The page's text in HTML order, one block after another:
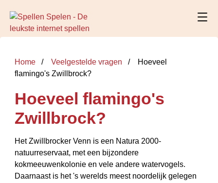
Home Veelgestelde vragen
Hoeveel
flamingo's Zwillbrock?
Hoeveel flamingo's
Zwillbrock?
Het Zwillbrocker Venn is een Natura 2000-
natuurreservaat, met een bijzondere
kokmeeuwenkolonie en vele andere watervogels.
Daarnaast is het 's werelds meest noordelijk gelegen